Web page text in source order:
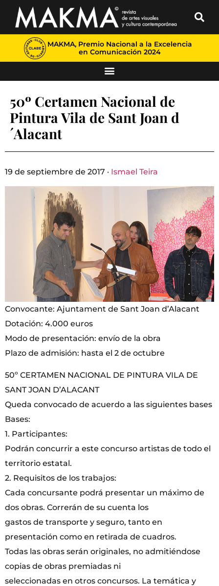
MAKMA, Premio Nacional a la Excelencia
en Comunicación 2024
50º Certamen Nacional de
Pintura Vila de Sant Joan d
´Alacant
19 de septiembre de 2017 · Ismael Teira
Convocante: Ajuntament de Sant Joan d’Alacant
Dotación: 4.000 euros
Modo de presentación: envío de la obra
Plazo de admisión: hasta el 2 de octubre
50º CERTAMEN NACIONAL DE PINTURA VILA DE
SANT JOAN D’ALACANT
Queda convocado de acuerdo a las siguientes bases
Bases:
1. Participantes:
Podrán concurrir a este concurso artistas de todo el
territorio estatal.
2. Requisitos de los trabajos:
Cada concursante podrá presentar un máximo de
dos obras. Correrán de su cuenta los
gastos de transporte y seguro, tanto en
presentación como en retirada de cuadros.
Todas las obras serán originales, no admitiéndose
copias de obras premiadas ni
seleccionadas en otros concursos. La temática y